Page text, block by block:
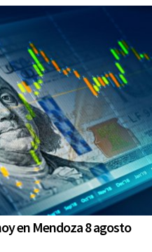
en Mendoza 8 agosto